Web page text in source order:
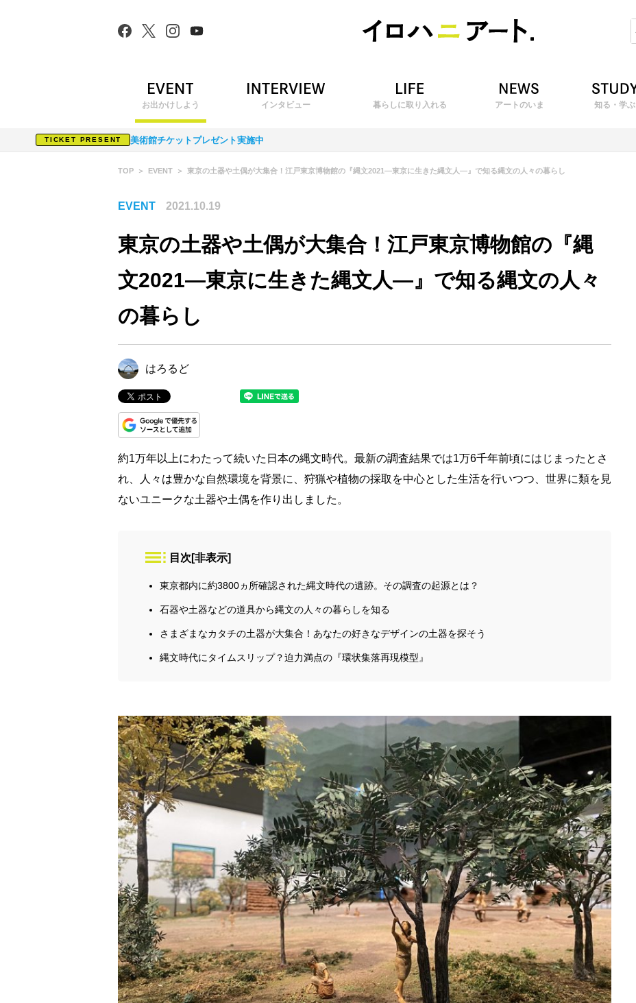
お出かけしよう インタビュー 暮らしに取り入れる アートのいま 知る・学ぶ
TICKET PRESENT 美術館チケットプレゼント実施中
TOP EVENT 東京の土器や土偶が大集合！江戸東京博物館の『縄文2021―東京に生きた縄文人―』で知る縄文の人々の暮らし
EVENT 2021.10.19
東京の土器や土偶が大集合！江戸東京博物館の『縄
文2021―東京に生きた縄文人―』で知る縄文の人々
の暮らし
はろるど
約1万年以上にわたって続いた日本の縄文時代。最新の調査結果では1万6千年前頃にはじまったとさ
れ、人々は豊かな自然環境を背景に、狩猟や植物の採取を中心とした生活を行いつつ、世界に類を見
ないユニークな土器や土偶を作り出しました。
目次 [非表示]
東京都内に約3800ヵ所確認された縄文時代の遺跡。その調査の起源とは？
石器や土器などの道具から縄文の人々の暮らしを知る
さまざまなカタチの土器が大集合！あなたの好きなデザインの土器を探そう
縄文時代にタイムスリップ？迫力満点の『環状集落再現模型』